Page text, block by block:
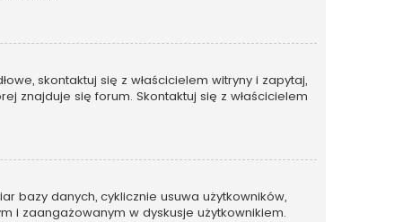
skontaktuj się z właścicielem witryny i zapytaj,
znajduje się forum. Skontaktuj się z właścicielem
bazy danych, cyklicznie usuwa użytkowników,
i zaangażowanym w dyskusje użytkownikiem.